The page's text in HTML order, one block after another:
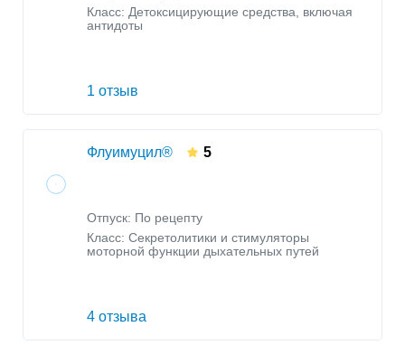
Класс: Детоксицирующие средства, включая
антидоты
1 отзыв
Флуимуцил® 5
Отпуск: По рецепту
Класс: Секретолитики и стимуляторы
моторной функции дыхательных путей
4 отзыва